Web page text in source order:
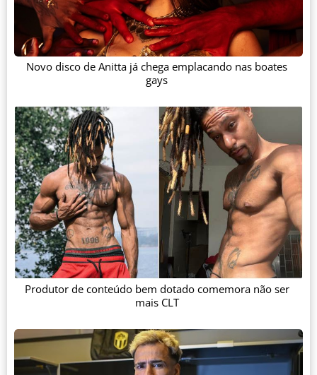
Novo disco de Anitta já chega emplacando nas boates
gays
Produtor de conteúdo bem dotado comemora não ser
mais CLT